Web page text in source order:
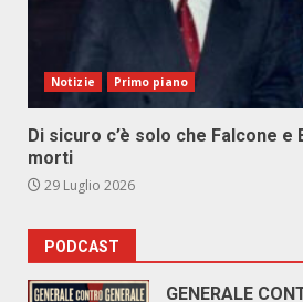
Notizie Primo piano
Di sicuro c’è solo che Falcone e
morti
29 Luglio 2026
PODCAST
GENERALE